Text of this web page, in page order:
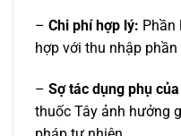
– Chi phí hợp lý: Phần
hợp với thu nhập
– Sợ tác dụng phụ
thuốc Tây ảnh hưởng